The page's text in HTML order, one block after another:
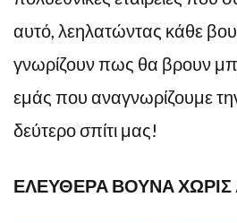
αυτό, λεηλατώντας κάθε
γνωρίζουν πως θα βρουν
εμάς που αναγνωρίζουμε
δεύτερο σπίτι μας!
ΕΛΕΥΘΕΡΑ ΒΟΥΝΑ ΧΩΡΙΣ